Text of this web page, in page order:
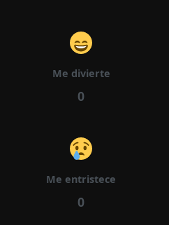
Capítulo 176
Me divierte
0
Me entristece
0